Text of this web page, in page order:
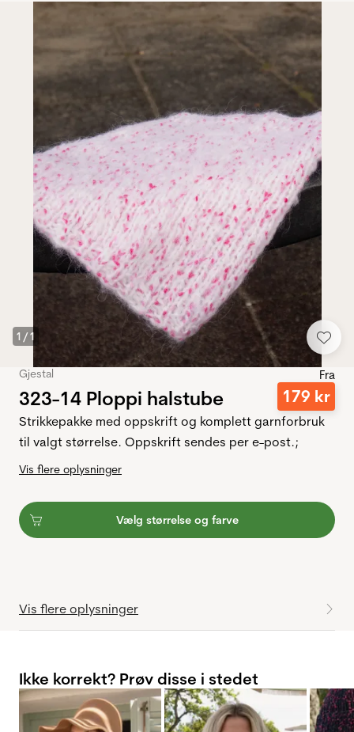
1 /1
Gjestal
323-14 Ploppi halstube
Fra
179 kr
Strikkepakke med oppskrift og komplett garnforbruk
til valgt størrelse. Oppskrift sendes per e-post.;
Vis flere oplysninger
Vælg størrelse og farve
Vis flere oplysninger
Ikke korrekt? Prøv disse i stedet